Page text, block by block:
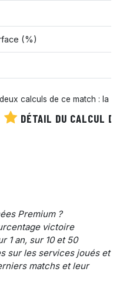
(%)
calculs de ce match : la
DÉTAIL DU CALCUL DE
Premium ?
victoire
1 an, sur 10 et 50
sur les services joués et
matchs et leur